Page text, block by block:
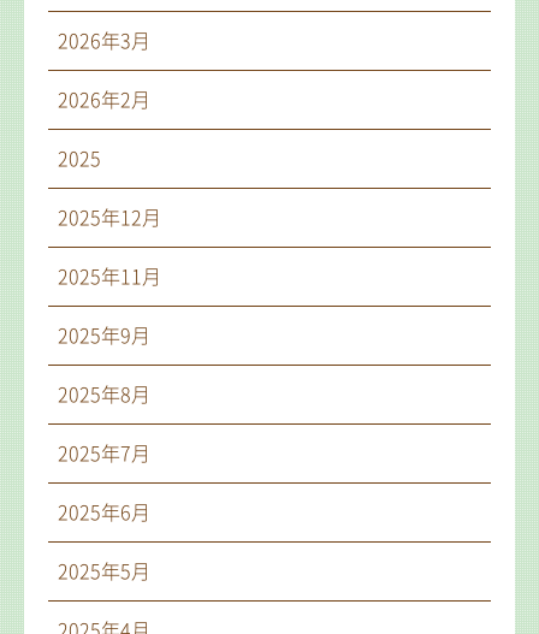
2026年3月
2026年2月
2025
2025年12月
2025年11月
2025年9月
2025年8月
2025年7月
2025年6月
2025年5月